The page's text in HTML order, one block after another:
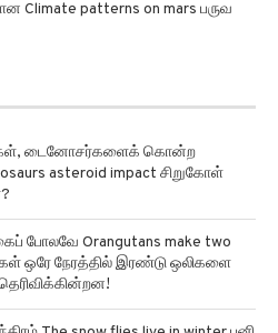
Climate patterns on mars பருவ
டைனோசர்களைக் கொன்ற
asteroid impact சிறுகோள்
போலவே Orangutans make two
ஒரே நேரத்தில் இரண்டு ஒலிகளை